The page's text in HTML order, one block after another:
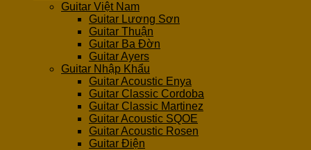
Guitar Việt Nam
Guitar Lương Sơn
Guitar Thuận
Guitar Ba Đờn
Guitar Ayers
Guitar Nhập Khẩu
Guitar Acoustic Enya
Guitar Classic Cordoba
Guitar Classic Martinez
Guitar Acoustic SQOE
Guitar Acoustic Rosen
Guitar Điện